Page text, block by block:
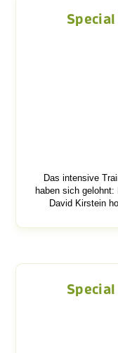
Das intensive
haben sich gelohnt:
David Kirstein